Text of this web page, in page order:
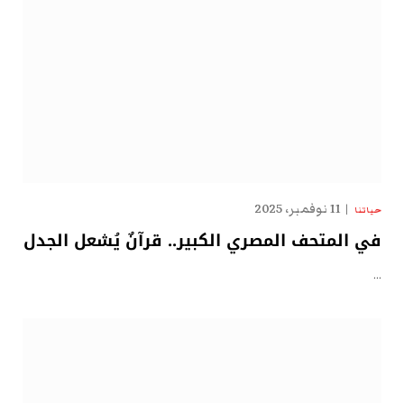
حياتنا 11 نوفمبر، 2025
في المتحف المصري الكبير.. قرآنٌ يُشعل الجدل
…